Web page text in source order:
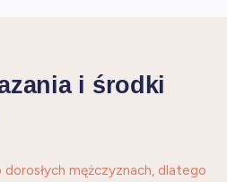
i środki
mężczyznach, dlatego